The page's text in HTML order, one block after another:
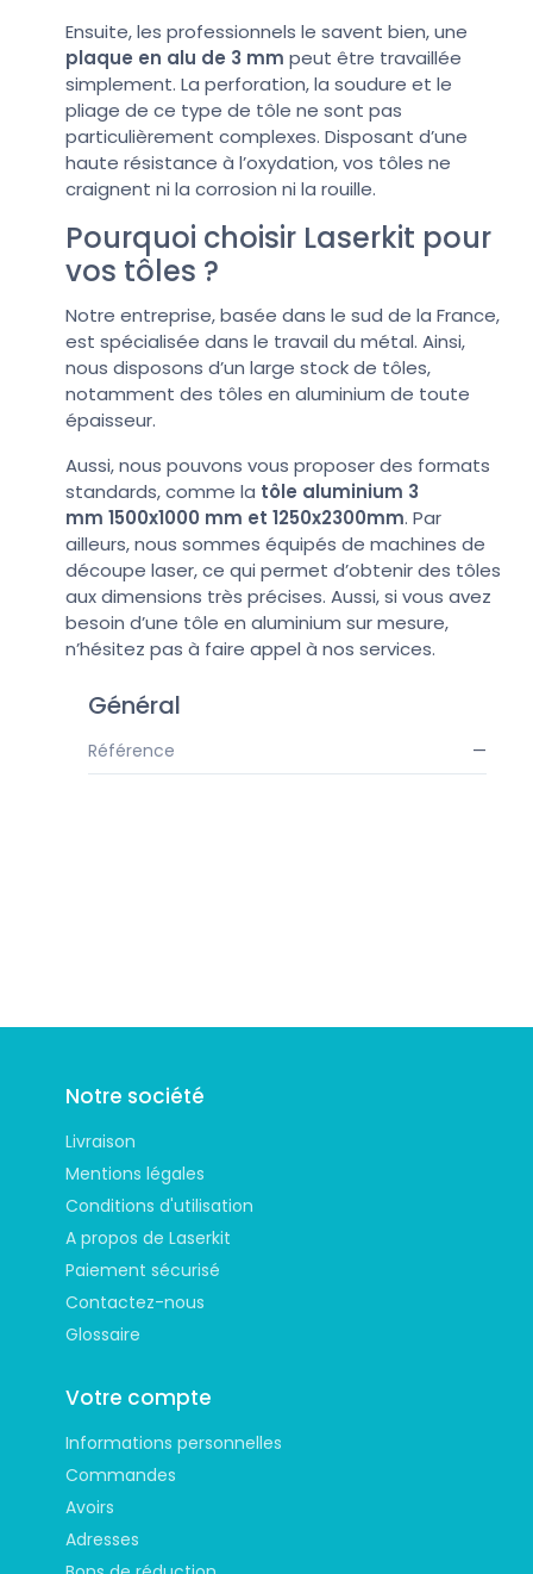
Ensuite, les professionnels le savent bien, une
plaque en alu de 3 mm peut être travaillée
simplement. La perforation, la soudure et le
pliage de ce type de tôle ne sont pas
particulièrement complexes. Disposant d’une
haute résistance à l’oxydation, vos tôles ne
craignent ni la corrosion ni la rouille.
Pourquoi choisir Laserkit pour
vos tôles ?
Notre entreprise, basée dans le sud de la France,
est spécialisée dans le travail du métal. Ainsi,
nous disposons d’un large stock de tôles,
notamment des tôles en aluminium de toute
épaisseur.
Aussi, nous pouvons vous proposer des formats
standards, comme la tôle aluminium 3
mm 1500x1000 mm et 1250x2300mm. Par
ailleurs, nous sommes équipés de machines de
découpe laser, ce qui permet d’obtenir des tôles
aux dimensions très précises. Aussi, si vous avez
besoin d’une tôle en aluminium sur mesure,
n’hésitez pas à faire appel à nos services.
Général
Référence —
Notre société
Livraison
Mentions légales
Conditions d'utilisation
A propos de Laserkit
Paiement sécurisé
Contactez-nous
Glossaire
Votre compte
Informations personnelles
Commandes
Avoirs
Adresses